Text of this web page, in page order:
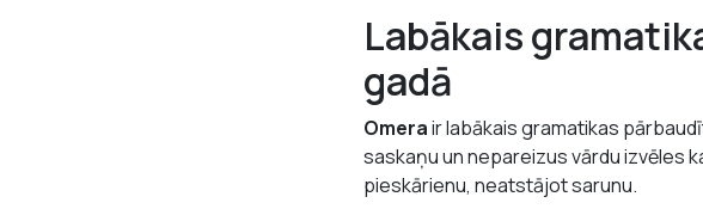
Labākais
gadā
Omerair labākais gramatikas
saskaņu un nepareizus vārdu izvēles
pieskārienu, neatstājot sarunu.